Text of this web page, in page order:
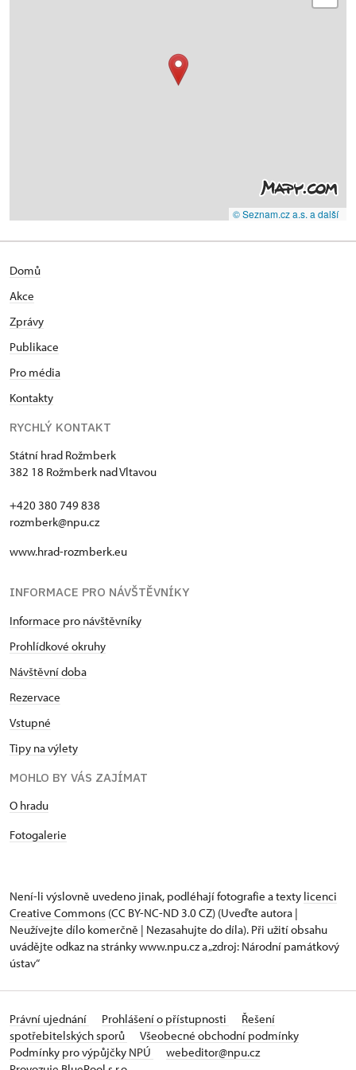
© Seznam.cz a.s. a další
Domů
Akce
Zprávy
Publikace
Pro média
Kontakty
RYCHLÝ KONTAKT
Státní hrad Rožmberk
382 18 Rožmberk nad Vltavou
+420 380 749 838
rozmberk@npu.cz
www.hrad-rozmberk.eu
INFORMACE PRO NÁVŠTĚVNÍKY
Informace pro návštěvníky
Prohlídkové okruhy
Návštěvní doba
Rezervace
Vstupné
Tipy na výlety
MOHLO BY VÁS ZAJÍMAT
O hradu
Fotogalerie
Není-li výslovně uvedeno jinak, podléhají fotografie a texty licenci
Creative Commons (CC BY-NC-ND 3.0 CZ) (Uveďte autora |
Neužívejte dílo komerčně | Nezasahujte do díla). Při užití obsahu
uvádějte odkaz na stránky www.npu.cz a „zdroj: Národní památkový
ústav“
Právní ujednání Prohlášení o přístupnosti
Řešení
spotřebitelských sporů
Všeobecné obchodní podmínky
Podmínky pro výpůjčky NPÚ
webeditor@npu.cz